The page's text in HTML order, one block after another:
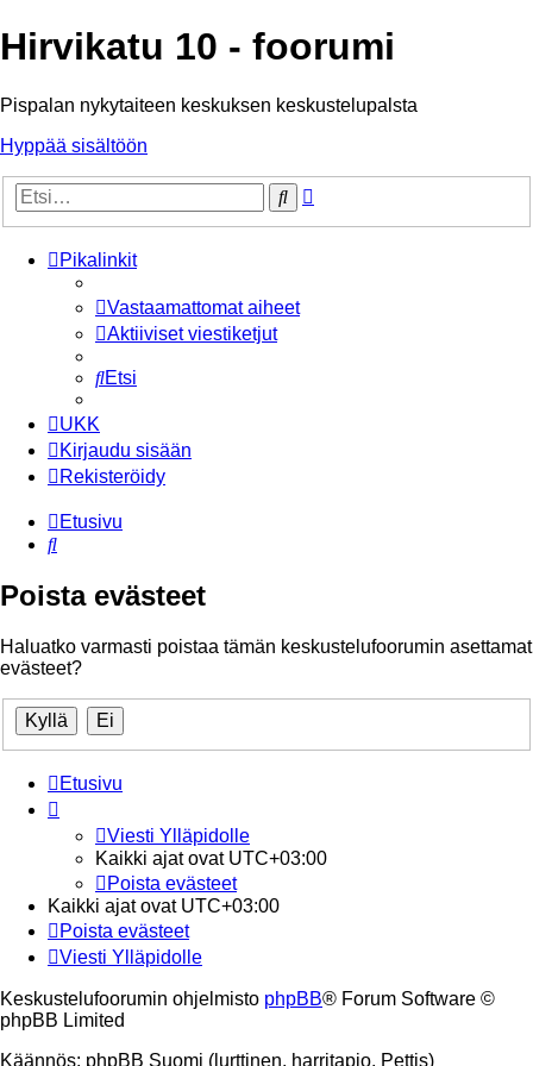
Hirvikatu 10 - foorumi
Pispalan nykytaiteen keskuksen keskustelupalsta
Hyppää sisältöön
Etsi
Pikalinkit
Vastaamattomat aiheet
Aktiiviset viestiketjut
Etsi
UKK
Kirjaudu sisään
Rekisteröidy
Etusivu
Etsi
Poista evästeet
Haluatko varmasti poistaa tämän keskustelufoorumin asettamat
evästeet?
Etusivu
Viesti Ylläpidolle
Kaikki ajat ovat UTC+03:00
Poista evästeet
Kaikki ajat ovat UTC+03:00
Poista evästeet
Viesti Ylläpidolle
Keskustelufoorumin ohjelmisto phpBB® Forum Software ©
phpBB Limited
Käännös: phpBB Suomi (lurttinen, harritapio, Pettis)